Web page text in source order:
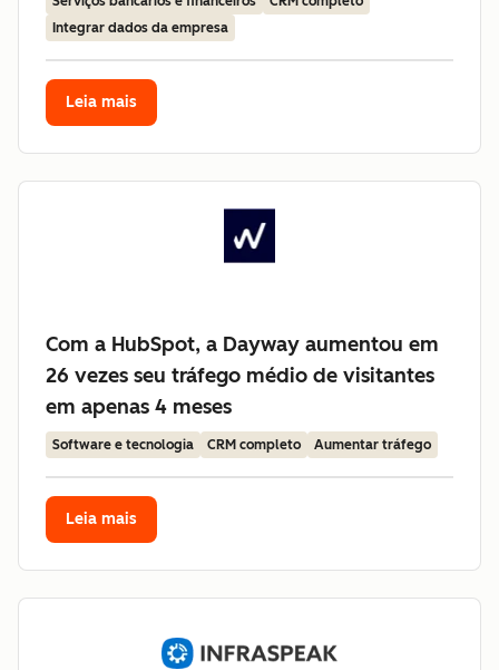
Integrar dados da empresa
Leia mais
Com a HubSpot, a Dayway aumentou em
26 vezes seu tráfego médio de visitantes
em apenas 4 meses
Software e tecnologia CRM completo Aumentar tráfego
Leia mais